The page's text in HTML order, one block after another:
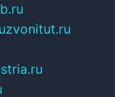
zvonitut.ru